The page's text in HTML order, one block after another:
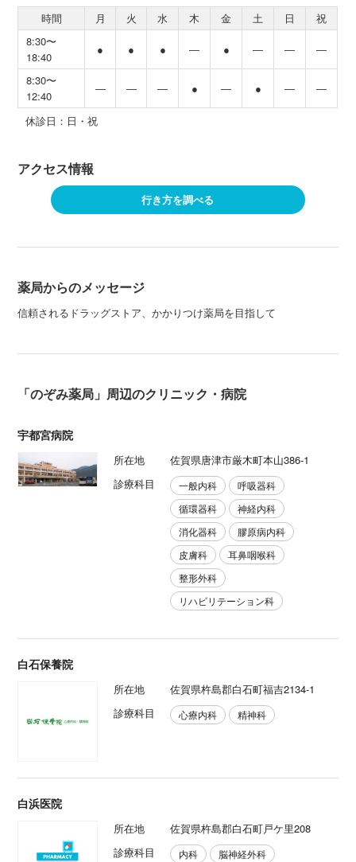
時間 月 火 水 木 金 土 日
祝
8:30〜
18:40
● ● ● ― ● ― ― ―
8:30〜
12:40
― ― ― ● ― ● ― ―
休診日：日・祝
アクセス情報
行き方を調べる
薬局からのメッセージ
信頼されるドラッグストア、かかりつけ薬局を目指して
「のぞみ薬局」周辺のクリニック・病院
宇都宮病院
所在地
佐賀県唐津市厳木町本山386-1
診療科目
一般内科
呼吸器科
循環器科
神経内科
消化器科
膠原病内科
皮膚科
耳鼻咽喉科
整形外科
リハビリテーション科
白石保養院
所在地
佐賀県杵島郡白石町福吉2134-1
診療科目
心療内科 精神科
白浜医院
所在地
佐賀県杵島郡白石町戸ケ里208
診療科目
内科
脳神経外科